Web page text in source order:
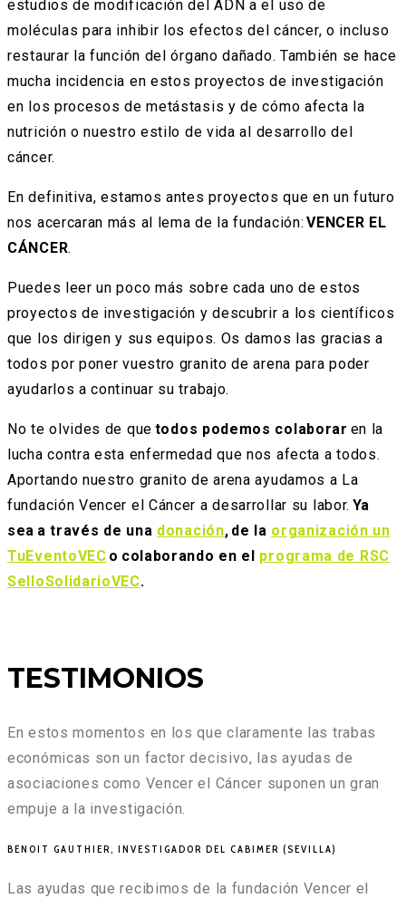
estudios de modificación del ADN a el uso de
moléculas para inhibir los efectos del cáncer, o incluso
restaurar la función del órgano dañado. También se hace
mucha incidencia en estos proyectos de investigación
en los procesos de metástasis y de cómo afecta la
nutrición o nuestro estilo de vida al desarrollo del
cáncer.
En definitiva, estamos antes proyectos que en un futuro
nos acercaran más al lema de la fundación:VENCER EL
CÁNCER.
Puedes leer un poco más sobre cada uno de estos
proyectos de investigación y descubrir a los científicos
que los dirigen y sus equipos. Os damos las gracias a
todos por poner vuestro granito de arena para poder
ayudarlos a continuar su trabajo.
No te olvides de que todos podemos colaborar en la
lucha contra esta enfermedad que nos afecta a todos.
Aportando nuestro granito de arena ayudamos a La
fundación Vencer el Cáncer a desarrollar su labor. Ya
sea a través de una donación, de la organización un
TuEventoVEC o colaborando en el programa de RSC
SelloSolidarioVEC.
TESTIMONIOS
En estos momentos en los que claramente las trabas
económicas son un factor decisivo, las ayudas de
asociaciones como Vencer el Cáncer suponen un gran
empuje a la investigación.
BENOIT GAUTHIER, INVESTIGADOR DEL CABIMER (SEVILLA)
Las ayudas que recibimos de la fundación Vencer el